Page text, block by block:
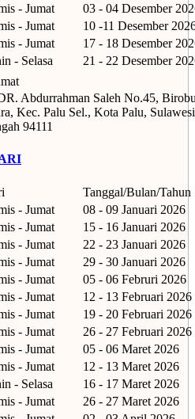
- Jumat
03 - 04 Desember
- Jumat
10 -11 Desember
- Jumat
17 - 18 Desember
- Selasa
21 - 22 Desember
Abdurrahman Saleh No.45,
Kec. Palu Sel., Kota Palu, Sulawesi
94111
Tanggal/Bulan/Tahun
- Jumat
08 - 09 Januari 2026
- Jumat
15 - 16 Januari 2026
- Jumat
22 - 23 Januari 2026
- Jumat
29 - 30 Januari 2026
- Jumat
05 - 06 Februri 2026
- Jumat
12 - 13 Februari 2026
- Jumat
19 - 20 Februari 2026
- Jumat
26 - 27 Februari 2026
- Jumat
05 - 06 Maret 2026
- Jumat
12 - 13 Maret 2026
- Selasa
16 - 17 Maret 2026
- Jumat
26 - 27 Maret 2026